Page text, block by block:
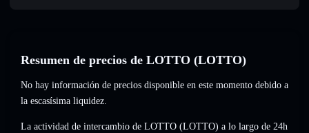
Resumen de precios de LOTTO (LOTTO)
No hay información de precios disponible en este momento debido a
la escasísima liquidez.
La actividad de intercambio de LOTTO (LOTTO) a lo largo de 24h